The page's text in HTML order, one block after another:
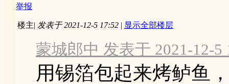
举报
楼主| 发表于 2021-12-5 17:52 | 显示全部楼层
蒙城郎中 发表于 2021-12-5
用锡箔包起来烤鲈鱼